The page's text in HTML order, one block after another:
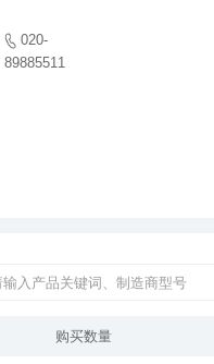
89885511
购买数量